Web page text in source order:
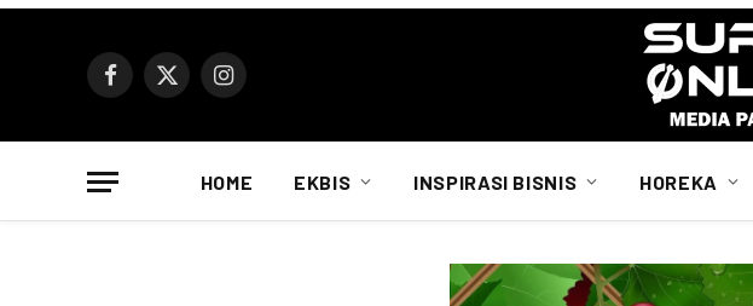
Facebook
X
Instagram
HOME EKBIS INSPIRASI BISNIS HOREKA